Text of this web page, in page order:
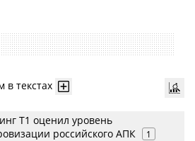
в текстах
Т1 оценил уровень
российского АПК
1